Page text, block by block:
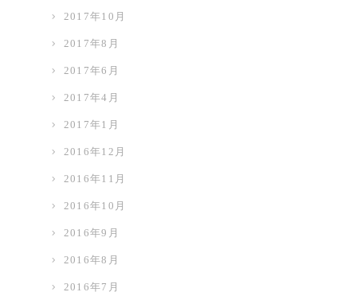
2017年10月
2017年8月
2017年6月
2017年4月
2017年1月
2016年12月
2016年11月
2016年10月
2016年9月
2016年8月
2016年7月